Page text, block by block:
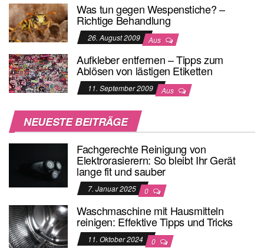
Was tun gegen Wespenstiche? –
Richtige Behandlung
26. August 2009 Aus
Aufkleber entfernen – Tipps zum
Ablösen von lästigen Etiketten
11. September 2009 Aus
NEUESTE BEITRÄGE
Fachgerechte Reinigung von
Elektrorasierern: So bleibt Ihr Gerät
lange fit und sauber
7. Januar 2025 0
Waschmaschine mit Hausmitteln
reinigen: Effektive Tipps und Tricks
11. Oktober 2024 0